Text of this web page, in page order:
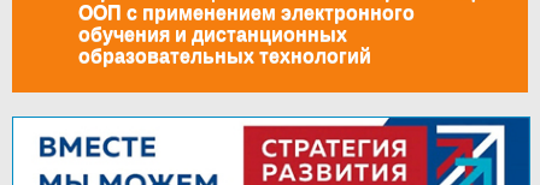
ООП с применением электронного
обучения и дистанционных
образовательных технологий